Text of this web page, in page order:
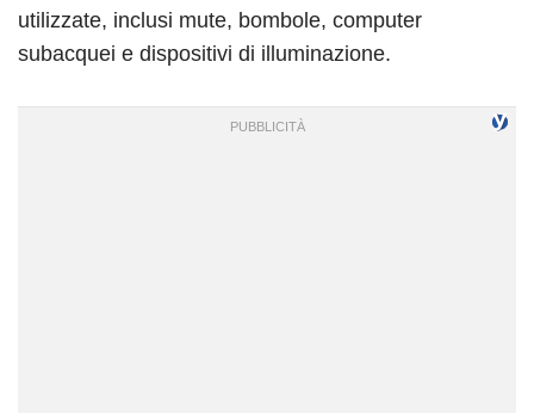
utilizzate, inclusi mute, bombole, computer
subacquei e dispositivi di illuminazione.